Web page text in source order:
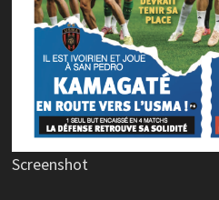
Screenshot